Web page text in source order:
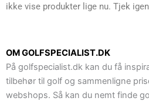
ikke vise produkter lige nu. Tjek
OM GOLFSPECIALIST.DK
På golfspecialist.dk kan du få
tilbehør til golf og sammenligne
webshops. Så kan du nemt finde